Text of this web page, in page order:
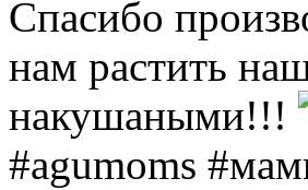
Спасибо
нам растить
накушаными!!!
#agumoms